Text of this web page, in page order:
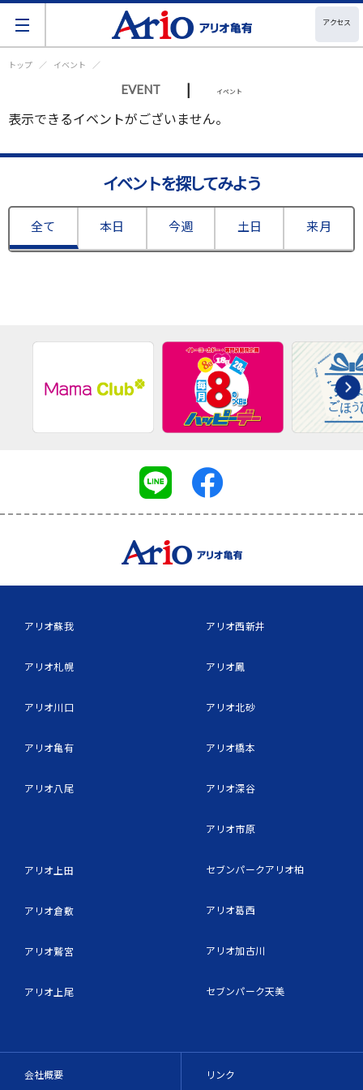
アクセス
トップ イベント
EVENT | イベント
表示できるイベントがございません。
イベントを探してみよう
全て 本日 今週 土日 来月
アリオ蘇我
アリオ札幌
アリオ川口
アリオ亀有
アリオ八尾
アリオ上田
アリオ倉敷
アリオ鷲宮
アリオ上尾
アリオ西新井
アリオ鳳
アリオ北砂
アリオ橋本
アリオ深谷
アリオ市原
セブンパークアリオ柏
アリオ葛西
アリオ加古川
セブンパーク天美
会社概要 リンク